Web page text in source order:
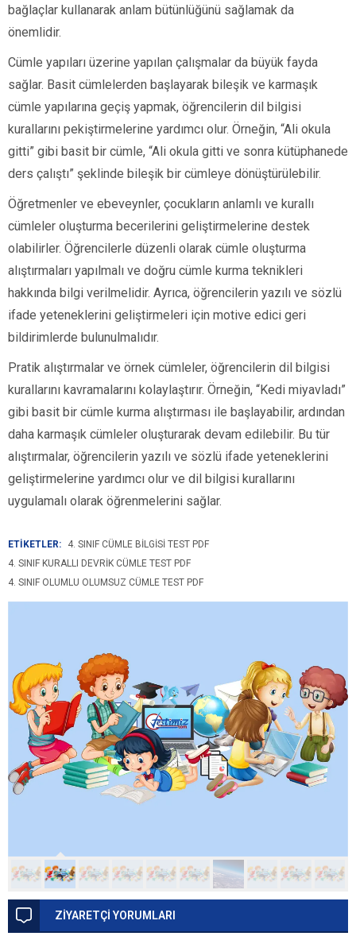
bağlaçlar kullanarak anlam bütünlüğünü sağlamak da
önemlidir.
Cümle yapıları üzerine yapılan çalışmalar da büyük fayda
sağlar. Basit cümlelerden başlayarak bileşik ve karmaşık
cümle yapılarına geçiş yapmak, öğrencilerin dil bilgisi
kurallarını pekiştirmelerine yardımcı olur. Örneğin, “Ali okula
gitti” gibi basit bir cümle, “Ali okula gitti ve sonra kütüphanede
ders çalıştı” şeklinde bileşik bir cümleye dönüştürülebilir.
Öğretmenler ve ebeveynler, çocukların anlamlı ve kurallı
cümleler oluşturma becerilerini geliştirmelerine destek
olabilirler. Öğrencilerle düzenli olarak cümle oluşturma
alıştırmaları yapılmalı ve doğru cümle kurma teknikleri
hakkında bilgi verilmelidir. Ayrıca, öğrencilerin yazılı ve sözlü
ifade yeteneklerini geliştirmeleri için motive edici geri
bildirimlerde bulunulmalıdır.
Pratik alıştırmalar ve örnek cümleler, öğrencilerin dil bilgisi
kurallarını kavramalarını kolaylaştırır. Örneğin, “Kedi miyavladı”
gibi basit bir cümle kurma alıştırması ile başlayabilir, ardından
daha karmaşık cümleler oluşturarak devam edilebilir. Bu tür
alıştırmalar, öğrencilerin yazılı ve sözlü ifade yeteneklerini
geliştirmelerine yardımcı olur ve dil bilgisi kurallarını
uygulamalı olarak öğrenmelerini sağlar.
ETİKETLER:
4. SINIF CÜMLE BILGISI TEST PDF
4. SINIF KURALLI DEVRIK CÜMLE TEST PDF
4. SINIF OLUMLU OLUMSUZ CÜMLE TEST PDF
ZİYARETÇİ YORUMLARI